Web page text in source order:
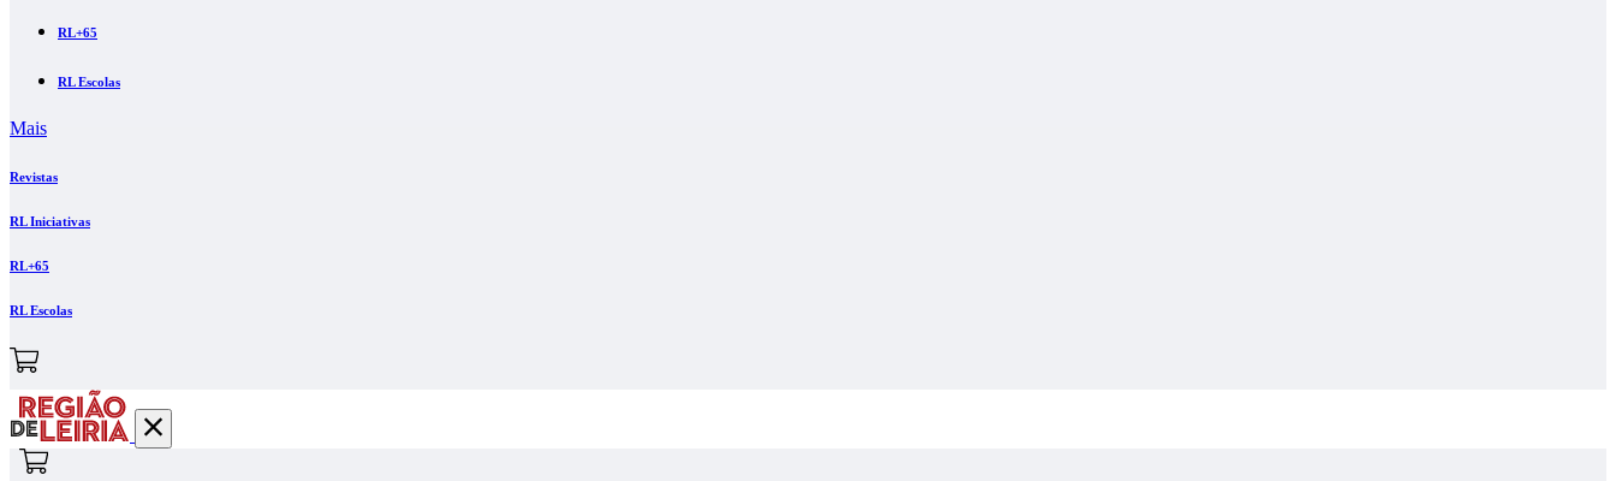
RL+65
RL Escolas
Mais
Revistas
RL Iniciativas
RL+65
RL Escolas